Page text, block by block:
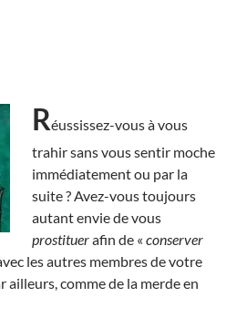
Réussissez-vous à vous
trahir sans vous sentir moche
immédiatement ou par la
suite ? Avez-vous toujours
autant envie de vous
prostituerafin de « conserver
les autres membres de votre
ailleurs, comme de la merde en